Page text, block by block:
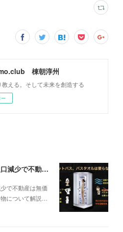
棟朝淳州
教える。そして未来を創造する
一昨日の解説で未曽有の人口減少で不動産は無価値、昨日はそうなった時の建造物について解説、今日からはその設備について解説をして行く。
で不動産は無価
について解説…